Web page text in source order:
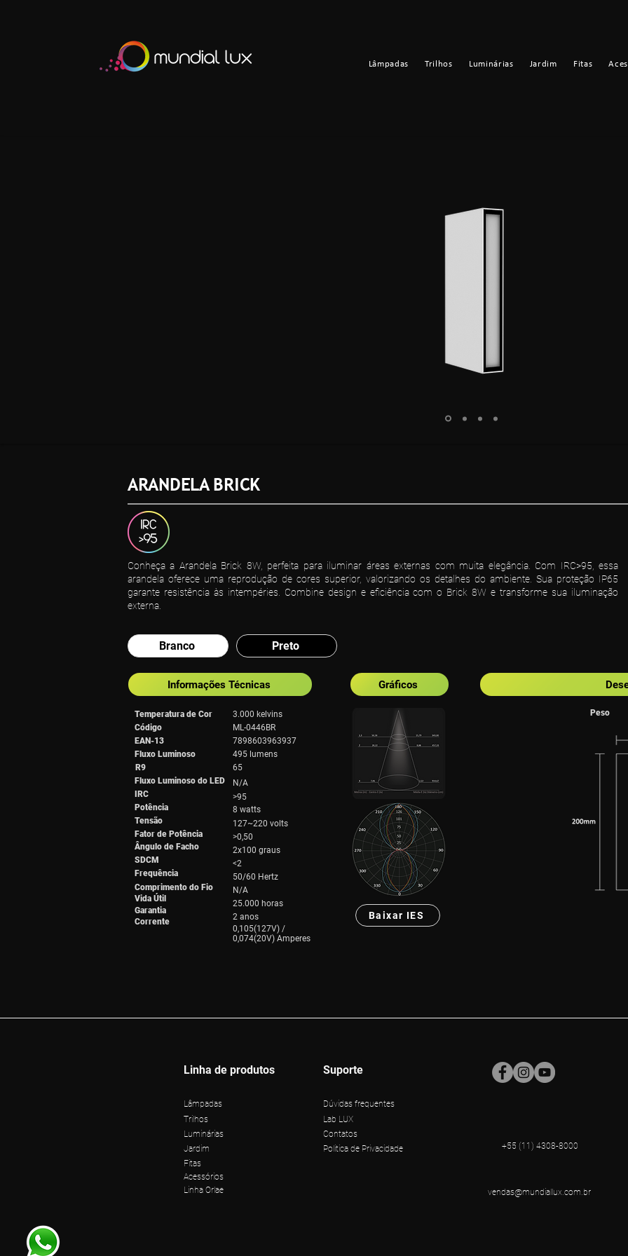
Lâmpadas Trilhos Luminárias Jardim Fitas
ARANDELA BRICK
Conheça a Arandela Brick 8W, perfeita para iluminar áreas externas com muita elegância. Com IRC>95, essa
arandela oferece uma reprodução de cores superior, valorizando os detalhes do ambiente. Sua proteção IP65
garante resistência às intempéries. Combine design e eficiência com o Brick 8W e transforme sua iluminação
externa.
Branco Preto
Informações Técnicas Gráficos
3.000 kelvins
ML-0446BR
7898603963937
495 lumens
65
Baixar IES
N/A
>95
8 watts
127~220 volts
>0,50
2x100 graus
<2
50/60 Hertz
N/A
25.000 horas
2 anos
0,105(127V) /
0,074(20V) Amperes
Temperatura de Cor
Código
EAN-13
Fluxo Luminoso
R9
Fluxo Luminoso do LED
IRC
Potência
Tensão
Fator de Potência
Ângulo de Facho
SDCM
Frequência
Comprimento do Fio
Vida Útil
Garantia
Corrente
Peso
Linha de produtos
Lâmpadas
Trilhos
Luminárias
Jardim
Fitas
Acessórios
Linha Orlae
Suporte
Dúvidas frequentes
Lab LUX
Contatos
Politica de Privacidade
+55 (11) 4308-8000
vendas@mundiallux.com.br